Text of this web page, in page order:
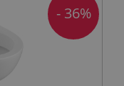
- 36%